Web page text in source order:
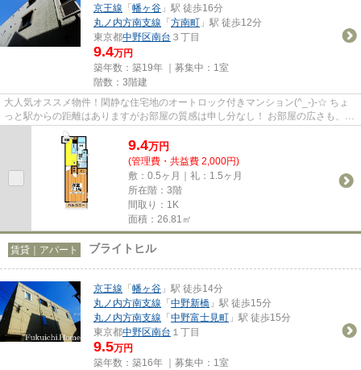
京王線 「幡ヶ谷 」駅 徒歩16分
丸ノ内方南支線 「方南町 」駅 徒歩12分
東京都中野区南台 ３丁目
9.4万円
築年数：築19年 ｜募集中： 1室
階数：3階建
大人気オススメ物件！閑静な住宅地のオートロック付きマンション(^_-)-☆ ちょ
っと駅からの距離はありますがお部屋の質感は申し分なし！ お部屋の広さも、充
実した設備もオススメです(^...
9.4万円
(管理費・共益費 2,000円)
敷：0.5ヶ月｜礼：1.5ヶ月
所在階：3階
間取り：1K
面積：26.81㎡
賃貸｜アパート ブライトヒル
京王線 「幡ヶ谷 」駅 徒歩14分
丸ノ内方南支線 「中野新橋 」駅 徒歩15分
丸ノ内方南支線 「中野富士見町 」駅 徒歩15分
東京都中野区南台 １丁目
9.5万円
築年数：築16年 ｜募集中： 1室